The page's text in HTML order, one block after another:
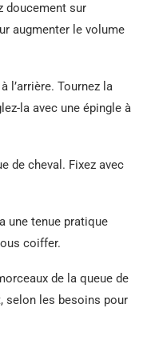
doucement sur
augmenter le volume
l’arrière. Tournez la
la avec une épingle à
de cheval. Fixez avec
une tenue pratique
coiffer.
de la queue de
selon les besoins pour